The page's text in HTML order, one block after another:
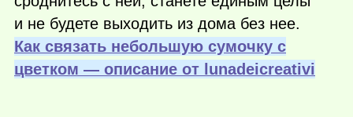
и не будете выходить из дома без нее.
Как связать небольшую сумочку с
цветком — описание от lunadeicreativi